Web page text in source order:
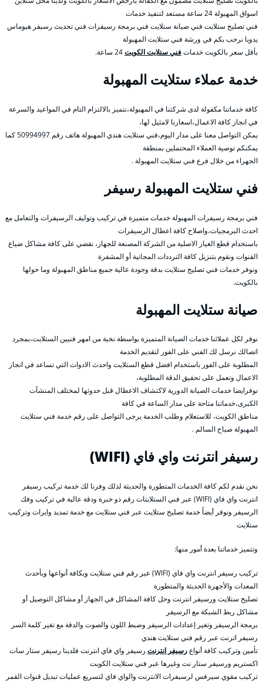
اسواق المهبولة 24 ساعة مستعد لتنفيذ خدمات
فني تصليح ستلايت فني صيانة ستلايت فني برمجة رسيفرات فني تحديث رسيفر هيوماس
يدويا نرحب بكم في ورشة فني ستلايت المهبولة
بأقل سعر بالكويت خدماتفني ستلايت الكويت
خدمة عملاء ستلايت المهبولة
كافة خدماتنا مكفولة لدى شركتنا في المهبولة،نتميز بالالتزام التام في المواعيد والسرعة
في انجاز كافة الاعمال،اسعارنا لامثيل لها،
يمكن التواصل معنا على مدار اليوم،فني ستلايت هندي المهبولة هاتف رقم 50994997 كما
يمكنكم توصية العملاء المحتملين بمنطقة
الجهراء من خلال فرع فني ستلايت المهبولة .
فني ستلايت المهبولة رسيفر
فني برمجة رسيفرات المهبولة خدمات متميزة في تركيب وتوليف الرسيفرات والتعامل مع
احدث البرمجيات،واصلاح كافة اعطال الرسيفرات
باستخدام قطع الغيار الاصلية من الشركة المصنعة للجهاز، نقضي على كافة مشاكل ضياع
القنوات ونقوم بتنزيل كافة الترددات المجانية أو المشفرة
ونوفر خدمات فني تصليح ستلايت بدقة وجودة عالية جميع مناطق المهبولة وما حولها
بالكويت.
صيانة ستلايت المهبولة
نوفر لكل عملائنا خدمات الصيانة المتميزة بواسطة نخبة من امهر فنيين الستلايت،بمجرد
اتصالك نرسل لك الفني على الفور لتقديم الخدمة
المطلوبة على الفور باستخدام افضل قطع الستلايت واحدث الادوات التي تساعد في انجاز
الاعمال وتعمل على تحقيق الدقة المطلوبة،
نوفرايضا خدمات الصيانة الدورية لاكتشاف الاعطال قبل حدوثها لمختلف المنشآت
الكبرى،خدماتنا متاحة على مدار الساعة في كافة
مناطق الكويت، للاستعلام وطلب الخدمة يرجى التواصل على رقم خدمة فني ستلايت
المهبولة صباح السالم .
رسيفر انترنت واي فاي (WIFI)
نحن نقدم لكم كافة الخدمات المتطورة والحديثة لذلك وفرنا لك خدمة تركيب رسيفر
انترنت واي فاي (WIFI) عبر فني الستلايتات رقم ذو خبرة ودقة عالية في تركيب وفك
الرسيفر ونوفر أيضاً خدمة تصليح ستلايت عبر فني ستلايت مع خدمة تمديد وايرات وتركيب
ستلايت
وتتميز خدماتنا بعدة أمور منها:
تركيب رسيفر انترنت واي فاي (WIFI) عبر رقم فني ستلايت وبكافة أنواعها وبأحدث
المعدات والأجهزة الحديثة والمتطورة
تصليح ستلايت ورسيفر انترنت وحل كافة المشاكل في الجهاز أو مشاكل التوصيل أو
مشاكل ربط الشبكة مع الرسيفر
برمجة الرسيفر وتغير إعدادات الرسيفر وضبط اللون والصوت والدقة مع تغير كلمة السر
رسيفر اترنت عبر رقم فني ستلايت هندي
تأمين وتركيب كافة أنواعرسيفر انترنت رسيفر واي فاي انترنت فلدينا رسيفر ستار سات
اكستريم ورسيفر ستار نت وغيرها عبر فني ستلايت الكويت
تركيب مقوي سيرفس لرسيفرات الانترنت والواي فاي لتسريع عمليات تبديل قنوات القمر